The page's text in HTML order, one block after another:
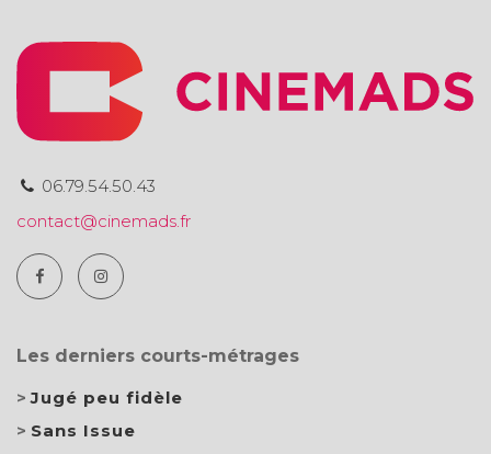
06.79.54.50.43
contact@cinemads.fr
Les derniers courts-métrages
Jugé peu fidèle
Sans Issue